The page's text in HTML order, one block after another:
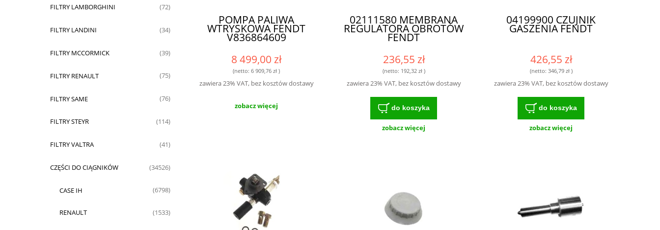
FILTRY LAMBORGHINI (72)
FILTRY LANDINI (34)
FILTRY MCCORMICK (39)
FILTRY RENAULT (75)
FILTRY SAME (76)
FILTRY STEYR (114)
FILTRY VALTRA (41)
CZĘŚCI DO CIĄGNIKÓW (34526)
CASE IH (6798)
RENAULT (1533)
POMPA PALIWA
WTRYSKOWA FENDT
V836864609
8 499,00 zł
(netto: 6 909,76 zł )
zawiera 23% VAT, bez kosztów dostawy
zobacz więcej
02111580 MEMBRANA
REGULATORA OBROTÓW
FENDT
236,55 zł
(netto: 192,32 zł)
zawiera 23% VAT, bez kosztów dostawy
do koszyka
zobacz więcej
04199900 CZUJNIK
GASZENIA FENDT
426,55 zł
(netto: 346,79 zł)
zawiera 23% VAT, bez kosztów dostawy
do koszyka
zobacz więcej